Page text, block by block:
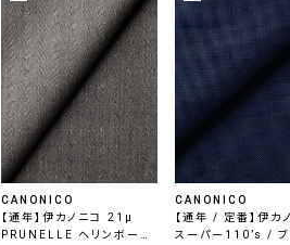
CANONICO
【通年】伊カノニコ 21μ
PRUNELLE ヘリンボーン
CANONICO
【通年 / 定番】伊カ
スーパー110’s /